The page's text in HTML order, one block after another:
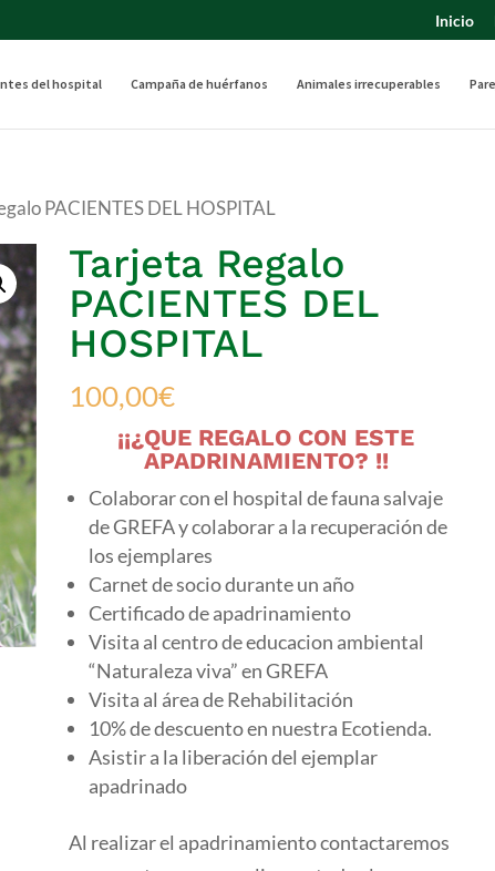
Inicio
del hospital Campaña de huérfanos Animales irrecuperables
PACIENTES DEL HOSPITAL
Tarjeta Regalo
PACIENTES DEL
HOSPITAL
100,00€
¡¡¿QUE REGALO CON ESTE
APADRINAMIENTO? !!
Colaborar con el hospital de fauna salvaje
de GREFA y colaborar a la recuperación de
los ejemplares
Carnet de socio durante un año
Certificado de apadrinamiento
Visita al centro de educacion ambiental
“Naturaleza viva” en GREFA
Visita al área de Rehabilitación
10% de descuento en nuestra Ecotienda.
Asistir a la liberación del ejemplar
apadrinado
Al realizar el apadrinamiento contactaremos